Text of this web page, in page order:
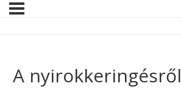
A nyirokkeringésről